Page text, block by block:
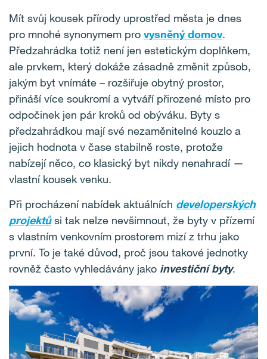
Mít svůj kousek přírody uprostřed města je dnes
pro mnohé synonymem pro vysněný domov.
Předzahrádka totiž není jen estetickým doplňkem,
ale prvkem, který dokáže zásadně změnit způsob,
jakým byt vnímáte – rozšiřuje obytný prostor,
přináší více soukromí a vytváří přirozené místo pro
odpočinek jen pár kroků od obýváku. Byty s
předzahrádkou mají své nezaměnitelné kouzlo a
jejich hodnota v čase stabilně roste, protože
nabízejí něco, co klasický byt nikdy nenahradí —
vlastní kousek venku.
Při procházení nabídek aktuálních developerských
projektůsi tak nelze nevšimnout, že byty v přízemí
s vlastním venkovním prostorem mizí z trhu jako
první. To je také důvod, proč jsou takové jednotky
rovněž často vyhledávány jako investiční byty.